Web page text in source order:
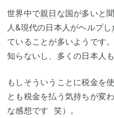
世界中で親日 な国が多いと
人&現代の日本人がヘルプし
ていることが多いようです
知らないし、多くの日本人
もしそういうことに税金を
とも税金を払う気持ちが変
な感想です 笑）。